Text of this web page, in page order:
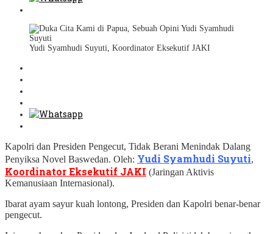
Yudi Syamhudi Suyuti, Koordinator Eksekutif JAKI
Kapolri dan Presiden Pengecut, Tidak Berani Menindak Dalang
Penyiksa Novel Baswedan. Oleh: Yudi Syamhudi Suyuti,
Koordinator Eksekutif JAKI (Jaringan Aktivis
Kemanusiaan Internasional).
Ibarat ayam sayur kuah lontong, Presiden dan Kapolri benar-benar
pengecut.